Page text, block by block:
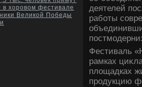
в хоровом фестивале
Великой Победы
деятелей
работы
Фестиваль
рамках
плοщадках
продукцию